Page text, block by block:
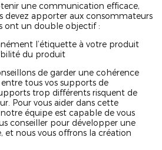
une communication efficace,
devez apporter aux consommateurs
ont un double objectif :
l’étiquette à votre produit
du produit
de garder une cohérence
tous vos supports de
trop différents risquent de
Pour vous aider dans cette
équipe est capable de vous
conseiller pour développer une
et nous vous offrons la création